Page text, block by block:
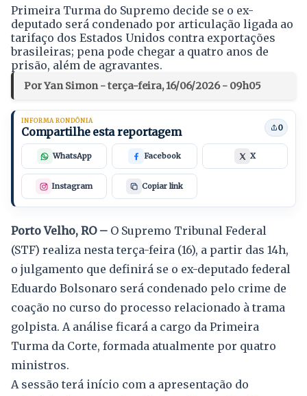
Primeira Turma do Supremo decide se o ex-
deputado será condenado por articulação ligada ao
tarifaço dos Estados Unidos contra exportações
brasileiras; pena pode chegar a quatro anos de
prisão, além de agravantes.
Por Yan Simon - terça-feira, 16/06/2026 - 09h05
INFORMA RONDÔNIA
Compartilhe esta reportagem 0
WhatsApp Facebook X
Instagram Copiar link
Porto Velho, RO – O Supremo Tribunal Federal
(STF) realiza nesta terça-feira (16), a partir das 14h,
o julgamento que definirá se o ex-deputado federal
Eduardo Bolsonaro será condenado pelo crime de
coação no curso do processo relacionado à trama
golpista. A análise ficará a cargo da Primeira
Turma da Corte, formada atualmente por quatro
ministros.
A sessão terá início com a apresentação do